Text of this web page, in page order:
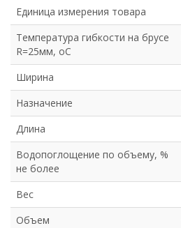
Единица измерения товара
Температура гибкости на брусе
R=25мм, оС
Ширина
Назначение
Длина
Водопоглощение по объему, %
не более
Вес
Объем